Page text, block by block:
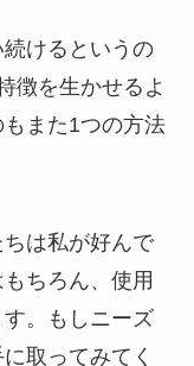
けるというの
徴を生かせるよ
また1つの方法
は私が好んで
ちろん、使用
。もしニーズ
取ってみてく